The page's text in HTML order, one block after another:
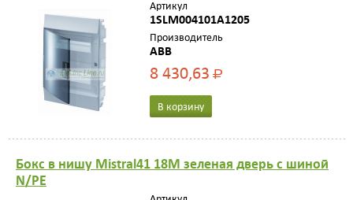
Артикул
1SLM004101A1205
Производитель
ABB
8 430,63Р
В корзину
Бокс в нишу Mistral41 18М зеленая дверь с шиной
N/PE